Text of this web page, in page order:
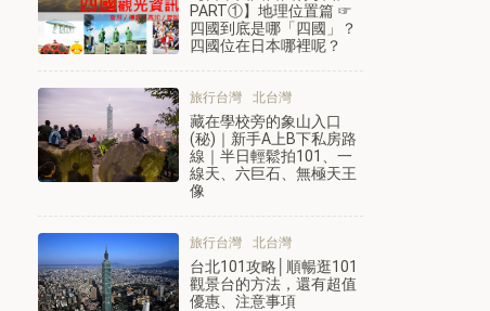
PART①】地理位置篇 ☞
四國到底是哪「四國」？
四國位在日本哪裡呢？
旅行台灣 北台灣
藏在學校旁的象山入口
(秘)｜新手A上B下私房路
線｜半日輕鬆拍101、一
線天、六巨石、無極天王
像
旅行台灣 北台灣
台北101攻略│順暢逛101
觀景台的方法，還有超值
優惠、注意事項